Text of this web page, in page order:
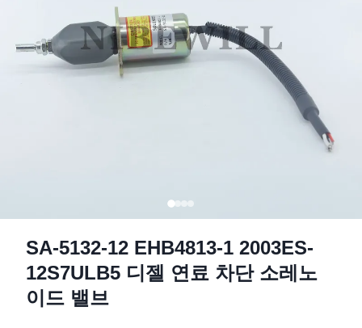
SA-5132-12 EHB4813-1 2003ES-
12S7ULB5 디젤 연료 차단 소레노
이드 밸브